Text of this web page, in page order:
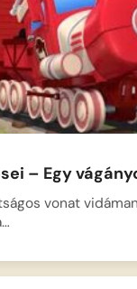
– Egy
vonat